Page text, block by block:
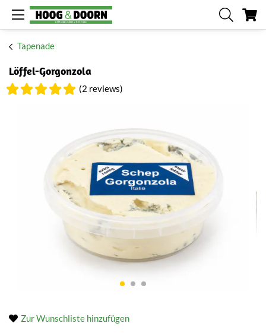
Tapenade
Löffel-Gorgonzola
(2 reviews)
Zur Wunschliste hinzufügen